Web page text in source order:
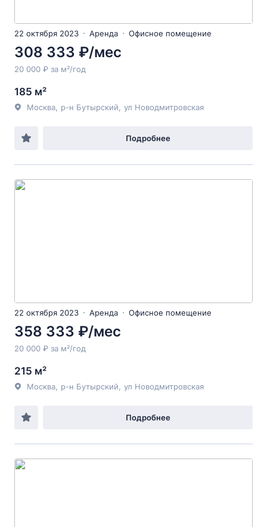
22 октября 2023 Аренда Офисное помещение
308 333 ₽/мес
20 000 ₽ за м²/год
185 м²
Москва р-н Бутырский ул Новодмитровская
Подробнее
22 октября 2023 Аренда Офисное помещение
358 333 ₽/мес
20 000 ₽ за м²/год
215 м²
Москва р-н Бутырский ул Новодмитровская
Подробнее